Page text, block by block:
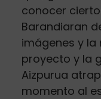
conocer
Barandiaran
imágenes y
proyecto y la
Aizpurua
momento al